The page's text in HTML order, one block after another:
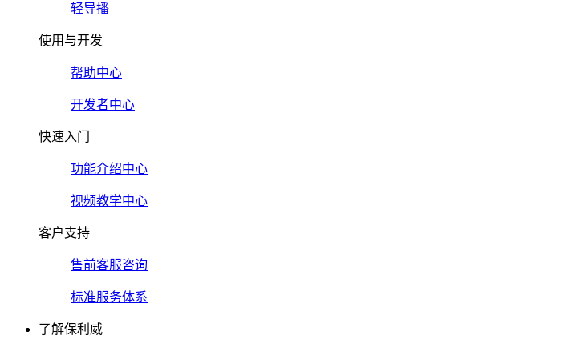
轻导播
使用与开发
帮助中心
开发者中心
快速入门
功能介绍中心
视频教学中心
客户支持
售前客服咨询
标准服务体系
了解保利威